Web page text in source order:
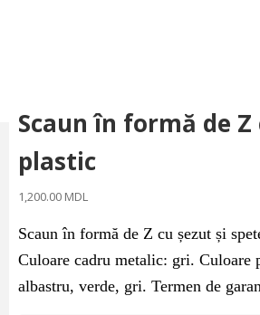
Scaun în formă de
plastic
1,200.00 MDL
Scaun în formă de Z cu șezut și
Culoare cadru metalic: gri. Culoare
albastru, verde, gri. Termen de